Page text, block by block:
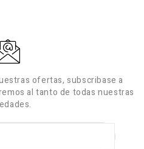
ofertas, subscribase a
al tanto de todas nuestras